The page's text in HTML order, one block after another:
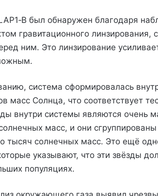
был обнаружен благодаря
гравитационного линзирования,
ним. Это линзирование
система сформировалась
масс Солнца, что соответствует
внутри системы являются очень
масс, и они
тысяч солнечных масс. Это ещё
указывают, что эти звёзды
популяциях.